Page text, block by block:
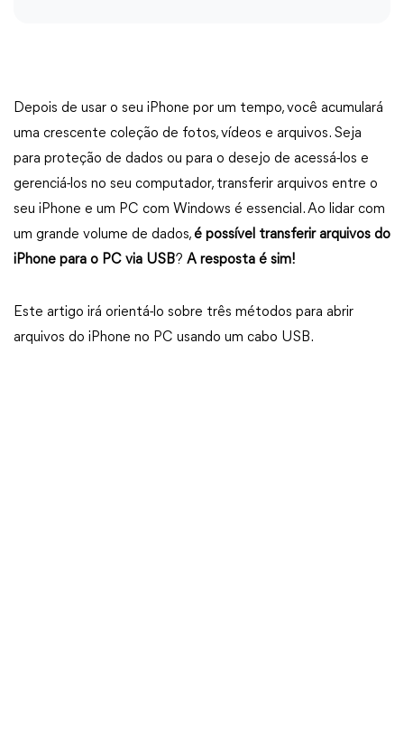
Depois de usar o seu iPhone por um tempo, você acumulará
uma crescente coleção de fotos, vídeos e arquivos. Seja
para proteção de dados ou para o desejo de acessá-los e
gerenciá-los no seu computador, transferir arquivos entre o
seu iPhone e um PC com Windows é essencial. Ao lidar com
um grande volume de dados,é possível transferir arquivos do
iPhone para o PC via USB? A resposta é sim!
Este artigo irá orientá-lo sobre três métodos para abrir
arquivos do iPhone no PC usando um cabo USB.